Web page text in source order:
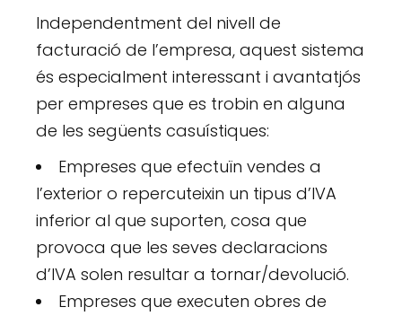
Independentment del nivell de
facturació de l’empresa, aquest sistema
és especialment interessant i avantatjós
per empreses que es trobin en alguna
de les següents casuístiques:
Empreses que efectuïn vendes a
l’exterior o repercuteixin un tipus d’IVA
inferior al que suporten, cosa que
provoca que les seves declaracions
d’IVA solen resultar a tornar/devolució.
Empreses que executen obres de